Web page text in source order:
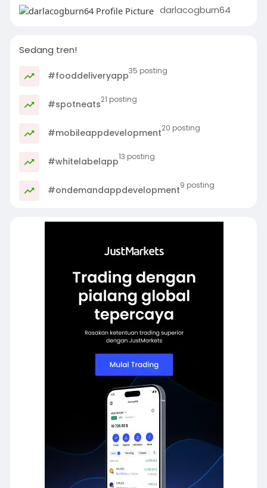
darlacogburn64
Sedang tren!
#fooddeliveryapp35 posting
#spotneats21 posting
#mobileappdevelopment20 posting
#whitelabelapp13 posting
#ondemandappdevelopment9 posting